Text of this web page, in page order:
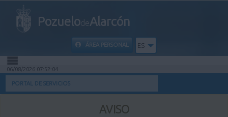
PozuelodeAlarcón
ÁREA PERSONAL ES
INICIO
INFORMACIÓN PÚBLICA
06/08/2026 07:52:04
PORTAL DE SERVICIOS
AVISO